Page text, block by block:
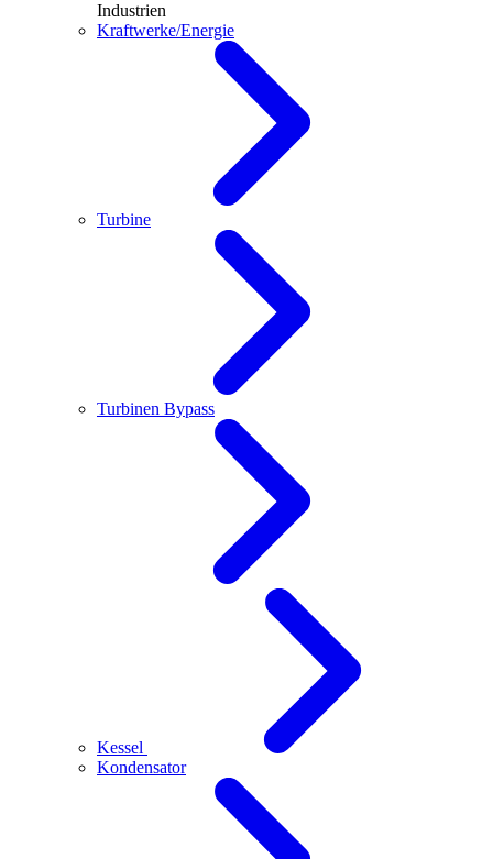
Industrien
Kraftwerke/Energie
Turbine
Turbinen Bypass
Kessel
Kondensator